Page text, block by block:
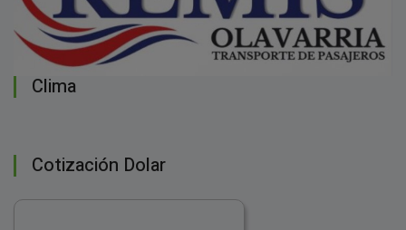
Clima
Cotización Dolar